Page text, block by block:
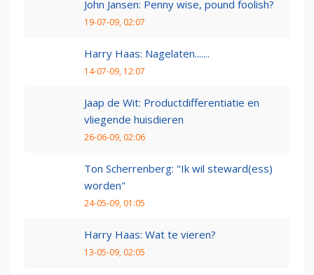
John Jansen: Penny wise, pound foolish?
19-07-09, 02:07
Harry Haas: Nagelaten.......
14-07-09, 12:07
Jaap de Wit: Productdifferentiatie en
vliegende huisdieren
26-06-09, 02:06
Ton Scherrenberg: "Ik wil steward(ess)
worden"
24-05-09, 01:05
Harry Haas: Wat te vieren?
13-05-09, 02:05